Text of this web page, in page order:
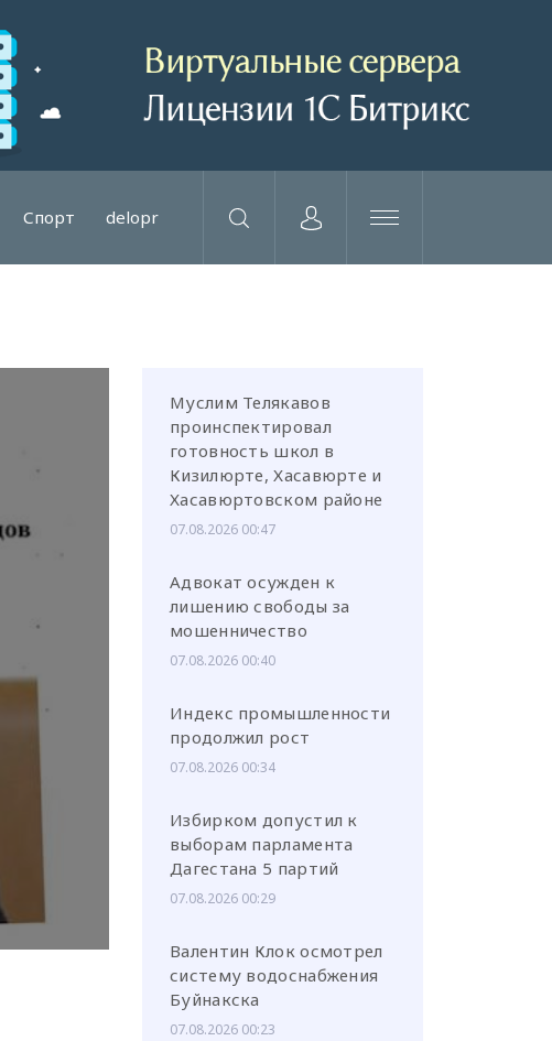
Спорт delopr
или через соц. сети
Муслим Телякавов
проинспектировал
готовность школ в
Кизилюрте, Хасавюрте и
Хасавюртовском районе
07.08.2026 00:47
Адвокат осужден к
лишению свободы за
мошенничество
07.08.2026 00:40
Индекс промышленности
продолжил рост
07.08.2026 00:34
Избирком допустил к
выборам парламента
Дагестана 5 партий
07.08.2026 00:29
Валентин Клок осмотрел
систему водоснабжения
Буйнакска
07.08.2026 00:23